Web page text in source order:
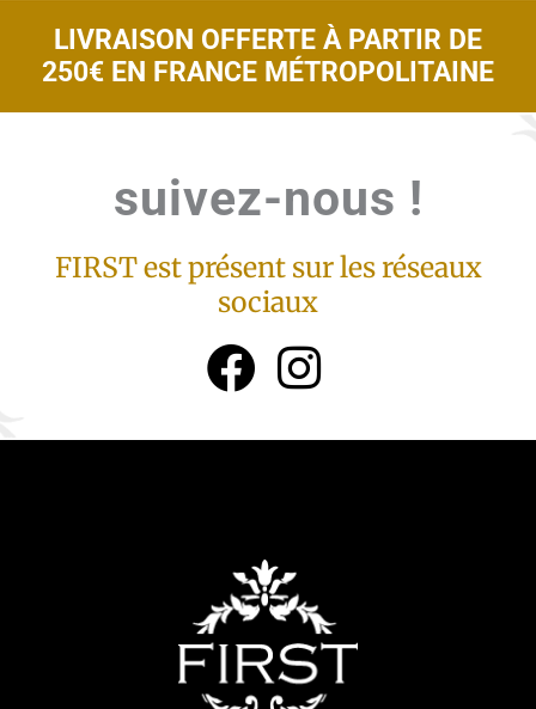
LIVRAISON OFFERTE À PARTIR DE
250€ EN FRANCE MÉTROPOLITAINE
suivez-nous !
FIRST est présent sur les réseaux
sociaux